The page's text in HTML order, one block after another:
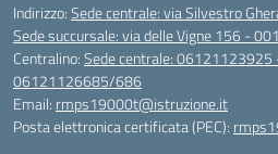
Indirizzo:Sede centrale: via Silvestro
Sede succursale: via delle Vigne 156 -
Centralino:Sede centrale: 06121123925
06121126685/686
Email: rmps19000t@istruzione.it
Posta elettronica certificata (PEC):